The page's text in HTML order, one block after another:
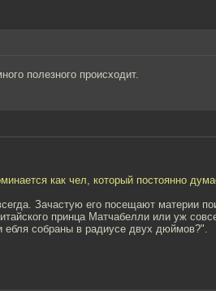
полезного происходит.
как чел, который постоянно
Зачастую его посещают материи
принца Матчабелли или уж
ебля собраны в радиусе двух дюймов?".